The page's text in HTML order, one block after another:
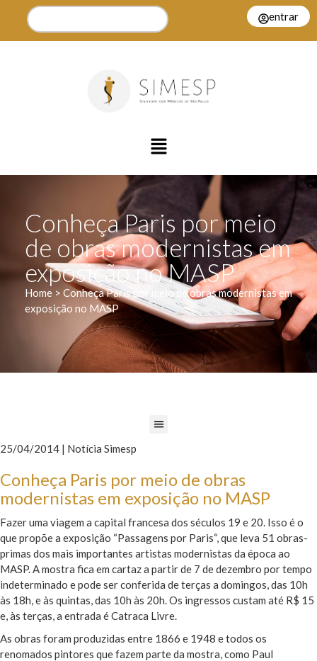
entrar
Conheça Paris por meio
de obras modernistas em
exposição no MASP
Home > Conheça Paris por meio de obras modernistas em
exposição no MASP
25/04/2014 | Notícia Simesp
Conheça Paris por meio de obras
modernistas em exposição no MASP
Fazer uma viagem a capital francesa dos séculos 19 e 20. Isso é o
que propõe a exposição “Passagens por Paris“, que leva 51 obras-
primas dos mais importantes artistas modernistas da época ao
MASP. A mostra fica em cartaz a partir de 7 de dezembro por tempo
indeterminado e pode ser conferida de terças a domingos, das 10h
às 18h, e às quintas, das 10h às 20h. Os ingressos custam até R$ 15
e, às terças, a entrada é Catraca Livre.
As obras foram produzidas entre 1866 e 1948 e todos os
renomados pintores que fazem parte da mostra, como Paul